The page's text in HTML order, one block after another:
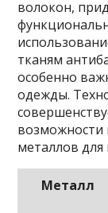
волокон,
тканям
особенно
одежды.
возможности
металлов
Металл